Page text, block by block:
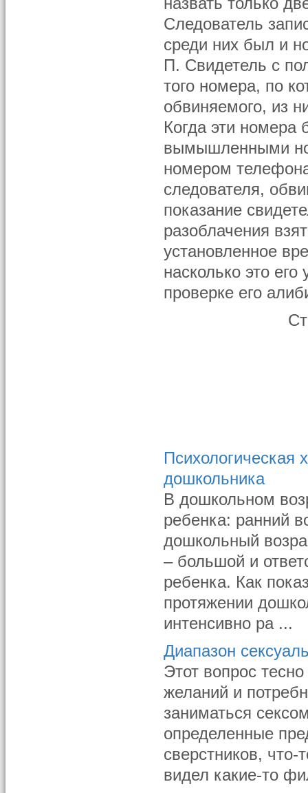
Следователь
среди них был и
П. Свидетель с
того номера, по
обвиняемого, из
Когда эти номера
вымышленными
номером
следователя,
показание
разоблачения
установленное
насколько это
проверке его
Психологическая
дошкольника
В дошкольном
ребенка: ранний
дошкольный
– большой и
ребенка. Как
протяжении
интенсивно ра ...
Диапазон
Этот вопрос
желаний и
заниматься
определенные
сверстников,
видел какие-то